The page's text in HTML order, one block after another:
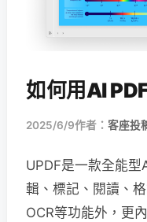
如何用AI
2025/6/9作者： 客座投
UPDF是一款全能型
輯、標記、閱讀、
OCR等功能外，更